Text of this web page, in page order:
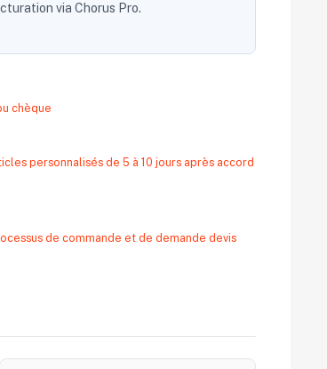
via Chorus Pro.
chèque
personnalisés de 5 à 10 jours après accord
de commande et de demande devis